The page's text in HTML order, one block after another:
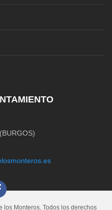
Monteros. Todos los derechos